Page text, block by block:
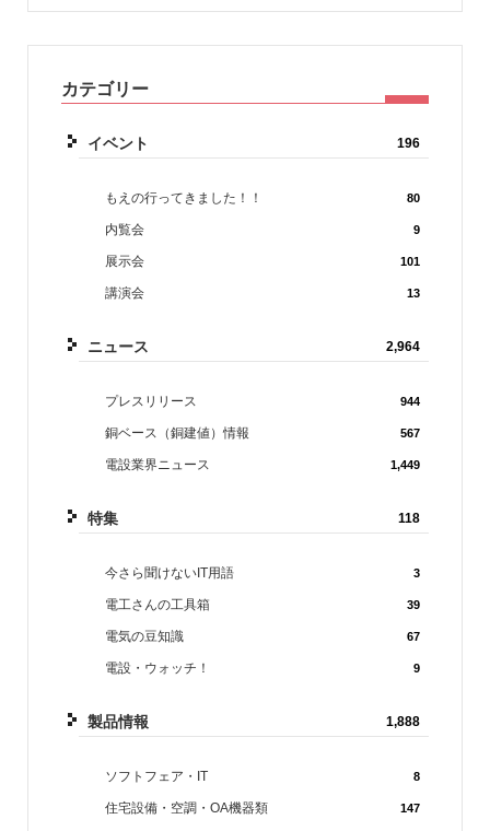
カテゴリー
イベント 196
もえの行ってきました！！ 80
内覧会 9
展示会 101
講演会 13
ニュース 2,964
プレスリリース 944
銅ベース（銅建値）情報 567
電設業界ニュース 1,449
特集 118
今さら聞けないIT用語 3
電工さんの工具箱 39
電気の豆知識 67
電設・ウォッチ！ 9
製品情報 1,888
ソフトフェア・IT 8
住宅設備・空調・OA機器類 147